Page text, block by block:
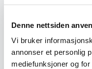
Denne nettsiden
Vi bruker
annonser et personlig
mediefunksjoner og
← Forrige objekt
#343